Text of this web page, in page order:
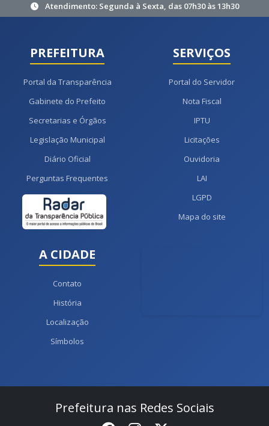
Atendimento: Segunda à Sexta, das 07h30 às 13h30
PREFEITURA
Portal da Transparência
Gabinete do Prefeito
Secretarias e Órgãos
Legislação Municipal
Diário Oficial
Perguntas Frequentes
SERVIÇOS
Portal do Servidor
Nota Fiscal
IPTU
Licitações
Ouvidoria
LAI
LGPD
Mapa do site
A CIDADE
Contato
História
Localização
Símbolos
Prefeitura nas Redes Sociais